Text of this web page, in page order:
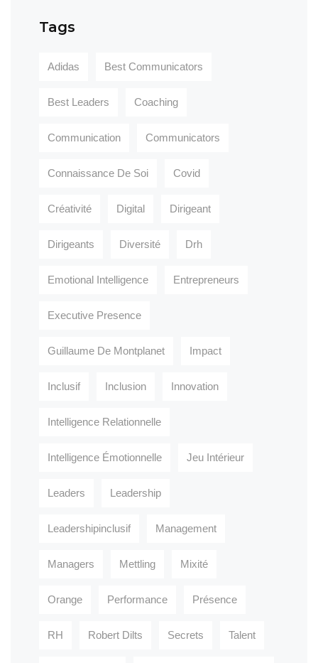
Tags
Adidas Best Communicators
Best Leaders Coaching
Communication Communicators
Connaissance De Soi Covid
Créativité Digital Dirigeant
Dirigeants Diversité Drh
Emotional Intelligence Entrepreneurs
Executive Presence
Guillaume De Montplanet Impact
Inclusif Inclusion Innovation
Intelligence Relationnelle
Intelligence Émotionnelle Jeu Intérieur
Leaders Leadership
Leadershipinclusif Management
Managers Mettling Mixité
Orange Performance Présence
RH Robert Dilts Secrets Talent